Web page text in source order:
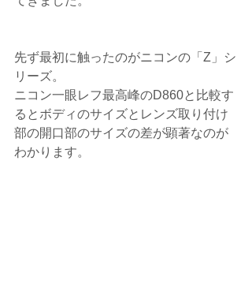
先ず最初に触ったのがニコンの「Z」シ
リーズ。
ニコン一眼レフ最高峰のD860と比較す
るとボディのサイズとレンズ取り付け
部の開口部のサイズの差が顕著なのが
わかります。